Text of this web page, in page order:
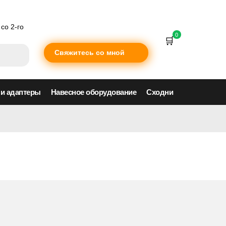
2-го
Свяжитесь со мной
0
адаптеры Навесное оборудование Сходни